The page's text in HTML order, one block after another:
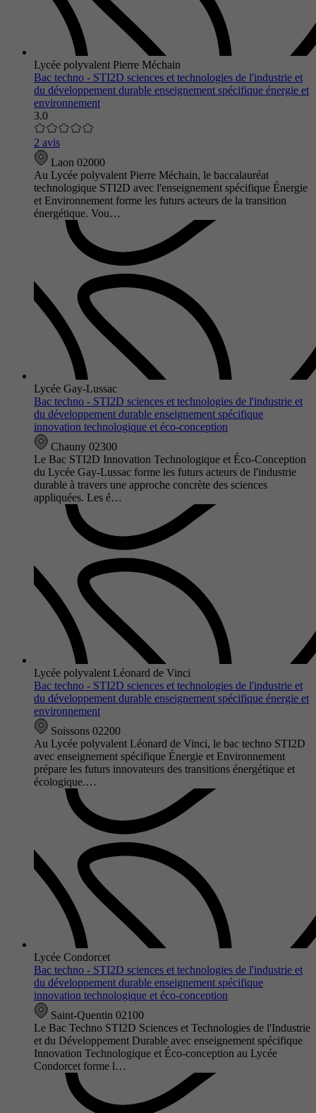
Lycée polyvalent Pierre Méchain
Bac techno - STI2D sciences et technologies de l'industrie et
du développement durable enseignement spécifique énergie et
environnement
3.0
2 avis
Laon 02000
Au Lycée polyvalent Pierre Méchain, le baccalauréat
technologique STI2D avec l'enseignement spécifique Énergie
et Environnement forme les futurs acteurs de la transition
énergétique. Vou…
Lycée Gay-Lussac
Bac techno - STI2D sciences et technologies de l'industrie et
du développement durable enseignement spécifique
innovation technologique et éco-conception
Chauny 02300
Le Bac STI2D Innovation Technologique et Éco-Conception
du Lycée Gay-Lussac forme les futurs acteurs de l'industrie
durable à travers une approche concrète des sciences
appliquées. Les é…
Lycée polyvalent Léonard de Vinci
Bac techno - STI2D sciences et technologies de l'industrie et
du développement durable enseignement spécifique énergie et
environnement
Soissons 02200
Au Lycée polyvalent Léonard de Vinci, le bac techno STI2D
avec enseignement spécifique Énergie et Environnement
prépare les futurs innovateurs des transitions énergétique et
écologique.…
Lycée Condorcet
Bac techno - STI2D sciences et technologies de l'industrie et
du développement durable enseignement spécifique
innovation technologique et éco-conception
Saint-Quentin 02100
Le Bac Techno STI2D Sciences et Technologies de l'Industrie
et du Développement Durable avec enseignement spécifique
Innovation Technologique et Éco-conception au Lycée
Condorcet forme l…